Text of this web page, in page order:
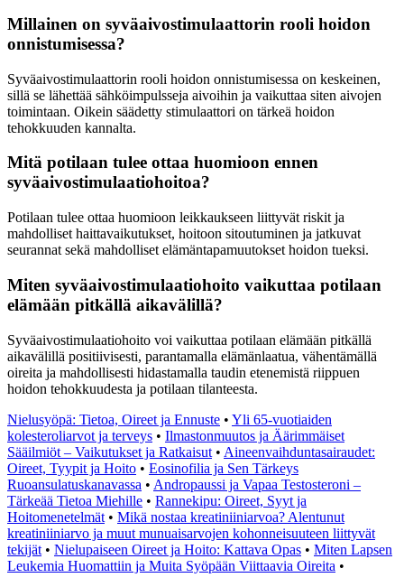
Millainen on syväaivostimulaattorin rooli hoidon
onnistumisessa?
Syväaivostimulaattorin rooli hoidon onnistumisessa on keskeinen,
sillä se lähettää sähköimpulsseja aivoihin ja vaikuttaa siten aivojen
toimintaan. Oikein säädetty stimulaattori on tärkeä hoidon
tehokkuuden kannalta.
Mitä potilaan tulee ottaa huomioon ennen
syväaivostimulaatiohoitoa?
Potilaan tulee ottaa huomioon leikkaukseen liittyvät riskit ja
mahdolliset haittavaikutukset, hoitoon sitoutuminen ja jatkuvat
seurannat sekä mahdolliset elämäntapamuutokset hoidon tueksi.
Miten syväaivostimulaatiohoito vaikuttaa potilaan
elämään pitkällä aikavälillä?
Syväaivostimulaatiohoito voi vaikuttaa potilaan elämään pitkällä
aikavälillä positiivisesti, parantamalla elämänlaatua, vähentämällä
oireita ja mahdollisesti hidastamalla taudin etenemistä riippuen
hoidon tehokkuudesta ja potilaan tilanteesta.
Nielusyöpä: Tietoa, Oireet ja Ennuste • Yli 65-vuotiaiden
kolesteroliarvot ja terveys • Ilmastonmuutos ja Äärimmäiset
Sääilmiöt – Vaikutukset ja Ratkaisut • Aineenvaihduntasairaudet:
Oireet, Tyypit ja Hoito • Eosinofilia ja Sen Tärkeys
Ruoansulatuskanavassa • Andropaussi ja Vapaa Testosteroni –
Tärkeää Tietoa Miehille • Rannekipu: Oireet, Syyt ja
Hoitomenetelmät • Mikä nostaa kreatiniiniarvoa? Alentunut
kreatiniiniarvo ja muut munuaisarvojen kohonneisuuteen liittyvät
tekijät • Nielupaiseen Oireet ja Hoito: Kattava Opas • Miten Lapsen
Leukemia Huomattiin ja Muita Syöpään Viittaavia Oireita •